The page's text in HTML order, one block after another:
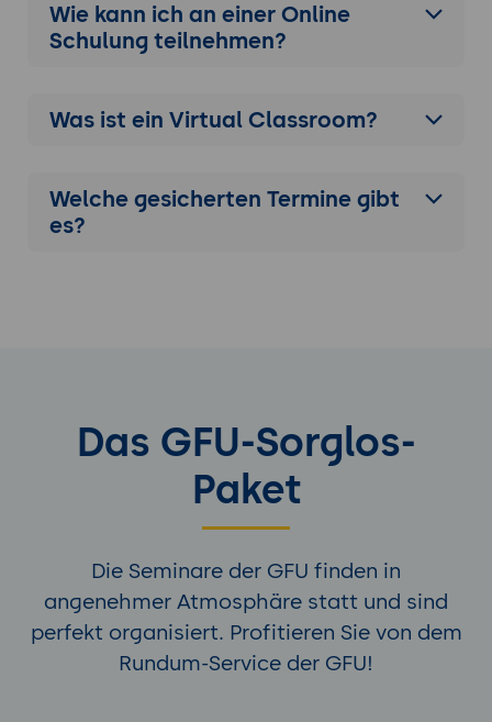
Wie kann ich an einer Online
Schulung teilnehmen?
Was ist ein Virtual Classroom?
Welche gesicherten Termine gibt
es?
Das GFU-Sorglos-
Paket
Die Seminare der GFU finden in
angenehmer Atmosphäre statt und sind
perfekt organisiert. Profitieren Sie von dem
Rundum-Service der GFU!